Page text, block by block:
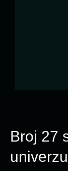
Broj 27